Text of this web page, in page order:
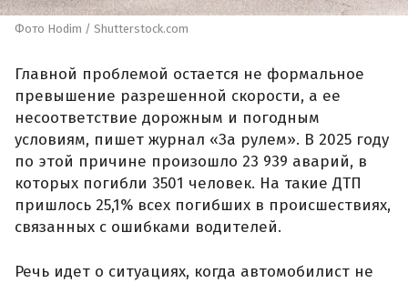
Фото Hodim / Shutterstock.com
Главной проблемой остается не формальное
превышение разрешенной скорости, а ее
несоответствие дорожным и погодным
условиям, пишет журнал «За рулем». В 2025 году
по этой причине произошло 23 939 аварий, в
которых погибли 3501 человек. На такие ДТП
пришлось 25,1% всех погибших в происшествиях,
связанных с ошибками водителей.
Речь идет о ситуациях, когда автомобилист не